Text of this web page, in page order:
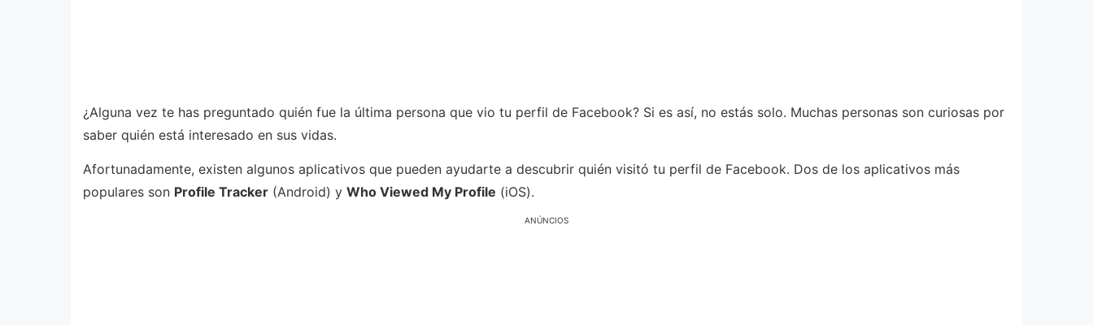
¿Alguna vez te has preguntado quién fue la última persona que vio tu perfil de Facebook? Si es así, no estás solo. Muchas personas son curiosas por
saber quién está interesado en sus vidas.
Afortunadamente, existen algunos aplicativos que pueden ayudarte a descubrir quién visitó tu perfil de Facebook. Dos de los aplicativos más
populares son Profile Tracker (Android) y Who Viewed My Profile (iOS).
ANÚNCIOS